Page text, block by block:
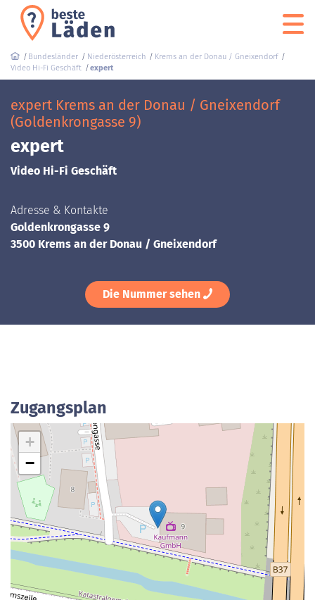
Bundesländer Niederösterreich
Krems an der Donau / Gneixendorf
Video Hi-Fi Geschäft
expert
expert Krems an der Donau / Gneixendorf
(Goldenkrongasse 9)
expert
Video Hi-Fi Geschäft
Adresse & Kontakte
Goldenkrongasse 9
3500 Krems an der Donau / Gneixendorf
Die Nummer sehen
Zugangsplan
+
−